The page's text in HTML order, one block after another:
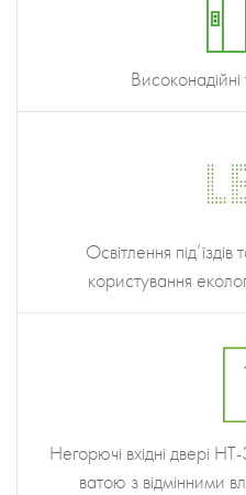
Високонадійні
Освітлення
користування
Негорючі вхідні двері
ватою з відмінними